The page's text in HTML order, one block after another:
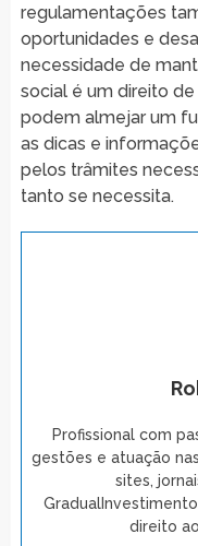
regulamentações
oportunidades e
necessidade de
social é um direito
podem almejar um
as dicas e
pelos trâmites
tanto se necessita.
Profissional com
gestões e atuação
sites,
direito